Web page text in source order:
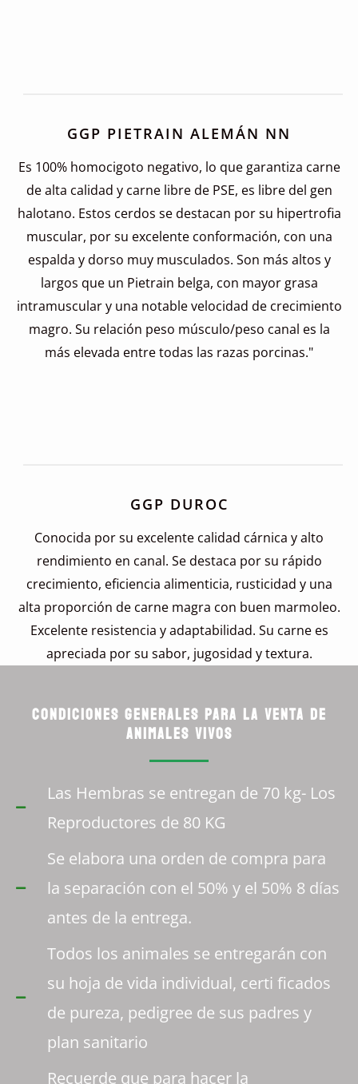
GGP PIETRAIN ALEMÁN NN
Es 100% homocigoto negativo, lo que garantiza carne
de alta calidad y carne libre de PSE, es libre del gen
halotano. Estos cerdos se destacan por su hipertrofia
muscular, por su excelente conformación, con una
espalda y dorso muy musculados. Son más altos y
largos que un Pietrain belga, con mayor grasa
intramuscular y una notable velocidad de crecimiento
magro. Su relación peso músculo/peso canal es la
más elevada entre todas las razas porcinas."
GGP DUROC
Conocida por su excelente calidad cárnica y alto
rendimiento en canal. Se destaca por su rápido
crecimiento, eficiencia alimenticia, rusticidad y una
alta proporción de carne magra con buen marmoleo.
Excelente resistencia y adaptabilidad. Su carne es
apreciada por su sabor, jugosidad y textura.
condiciones generales PARA LA VENTA DE
ANIMALES VIVOS
Las Hembras se entregan de 70 kg- Los
Reproductores de 80 KG
Se elabora una orden de compra para
la separación con el 50% y el 50% 8 días
antes de la entrega.
Todos los animales se entregarán con
su hoja de vida individual, certi ficados
de pureza, pedigree de sus padres y
plan sanitario
Recuerde que para hacer la